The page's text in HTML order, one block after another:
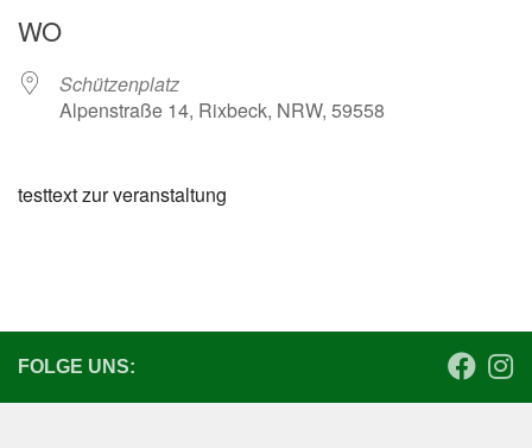
WO
Schützenplatz
Alpenstraße 14, Rixbeck, NRW, 59558
testtext zur veranstaltung
FOLGE UNS: